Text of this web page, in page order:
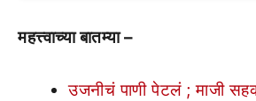
महत्त्वाच्या बातम्या –
उजनीचं पाणी पेटलं ; माजी